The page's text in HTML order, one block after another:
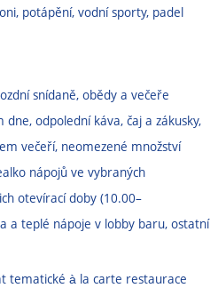
potápění, vodní sporty, padel
snídaně, obědy a večeře
odpolední káva, čaj a zákusky,
večeří, neomezené množství
nápojů ve vybraných
otevírací doby (10.00–
a teplé nápoje v lobby baru, ostatní
tematické à la carte restaurace